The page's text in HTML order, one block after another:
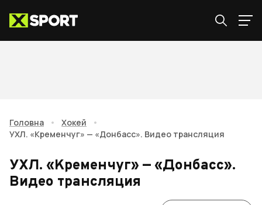
Головна • Хокей
•
УХЛ. «Кременчуг» — «Донбасс». Видео трансляция
УХЛ. «Кременчуг» — «Донбасс».
Видео трансляция